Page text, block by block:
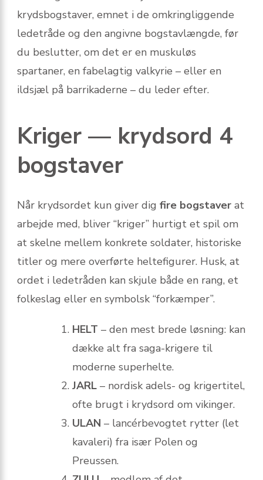
krydsbogstaver, emnet i de omkringliggende
ledetråde og den angivne bogstavlængde, før
du beslutter, om det er en muskuløs
spartaner, en fabelagtig valkyrie – eller en
ildsjæl på barrikaderne – du leder efter.
Kriger — krydsord 4
bogstaver
Når krydsordet kun giver dig fire bogstaver at
arbejde med, bliver “kriger” hurtigt et spil om
at skelne mellem konkrete soldater, historiske
titler og mere overførte heltefigurer. Husk, at
ordet i ledetråden kan skjule både en rang, et
folkeslag eller en symbolsk “forkæmper”.
HELT – den mest brede løsning: kan
dække alt fra saga-krigere til
moderne superhelte.
JARL – nordisk adels- og krigertitel,
ofte brugt i krydsord om vikinger.
ULAN – lancérbevogtet rytter (let
kavaleri) fra især Polen og
Preussen.